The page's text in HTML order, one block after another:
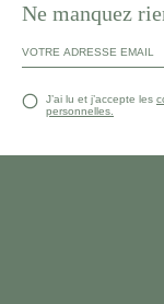
Ne manquez
J’ai lu et j’accepte les
personnelles.